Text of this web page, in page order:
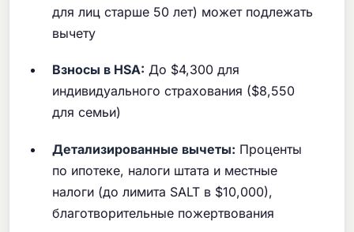
для лиц старше 50 лет) может подлежать
вычету
Взносы в HSA: До $4,300 для
индивидуального страхования ($8,550
для семьи)
Детализированные вычеты: Проценты
по ипотеке, налоги штата и местные
налоги (до лимита SALT в $10,000),
благотворительные пожертвования